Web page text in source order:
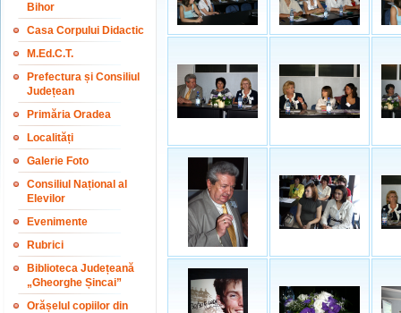
Bihor
Casa Corpului Didactic
M.Ed.C.T.
Prefectura și Consiliul
Județean
Primăria Oradea
Localități
Galerie Foto
Consiliul Național al
Elevilor
Evenimente
Rubrici
Biblioteca Județeană
„Gheorghe Șincai”
Orășelul copiilor din